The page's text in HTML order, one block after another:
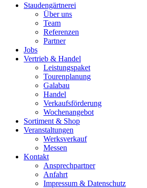
Staudengärtnerei
Über uns
Team
Referenzen
Partner
Jobs
Vertrieb & Handel
Leistungspaket
Tourenplanung
Galabau
Handel
Verkaufsförderung
Wochenangebot
Sortiment & Shop
Veranstaltungen
Werksverkauf
Messen
Kontakt
Ansprechpartner
Anfahrt
Impressum & Datenschutz